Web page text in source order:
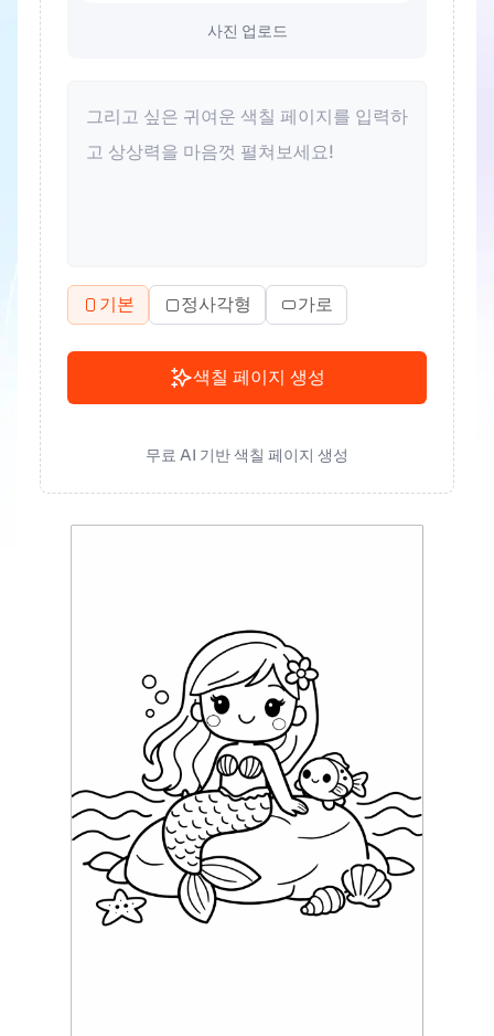
사진 업로드
기본 정사각형 가로
색칠 페이지 생성
무료 AI 기반 색칠 페이지 생성